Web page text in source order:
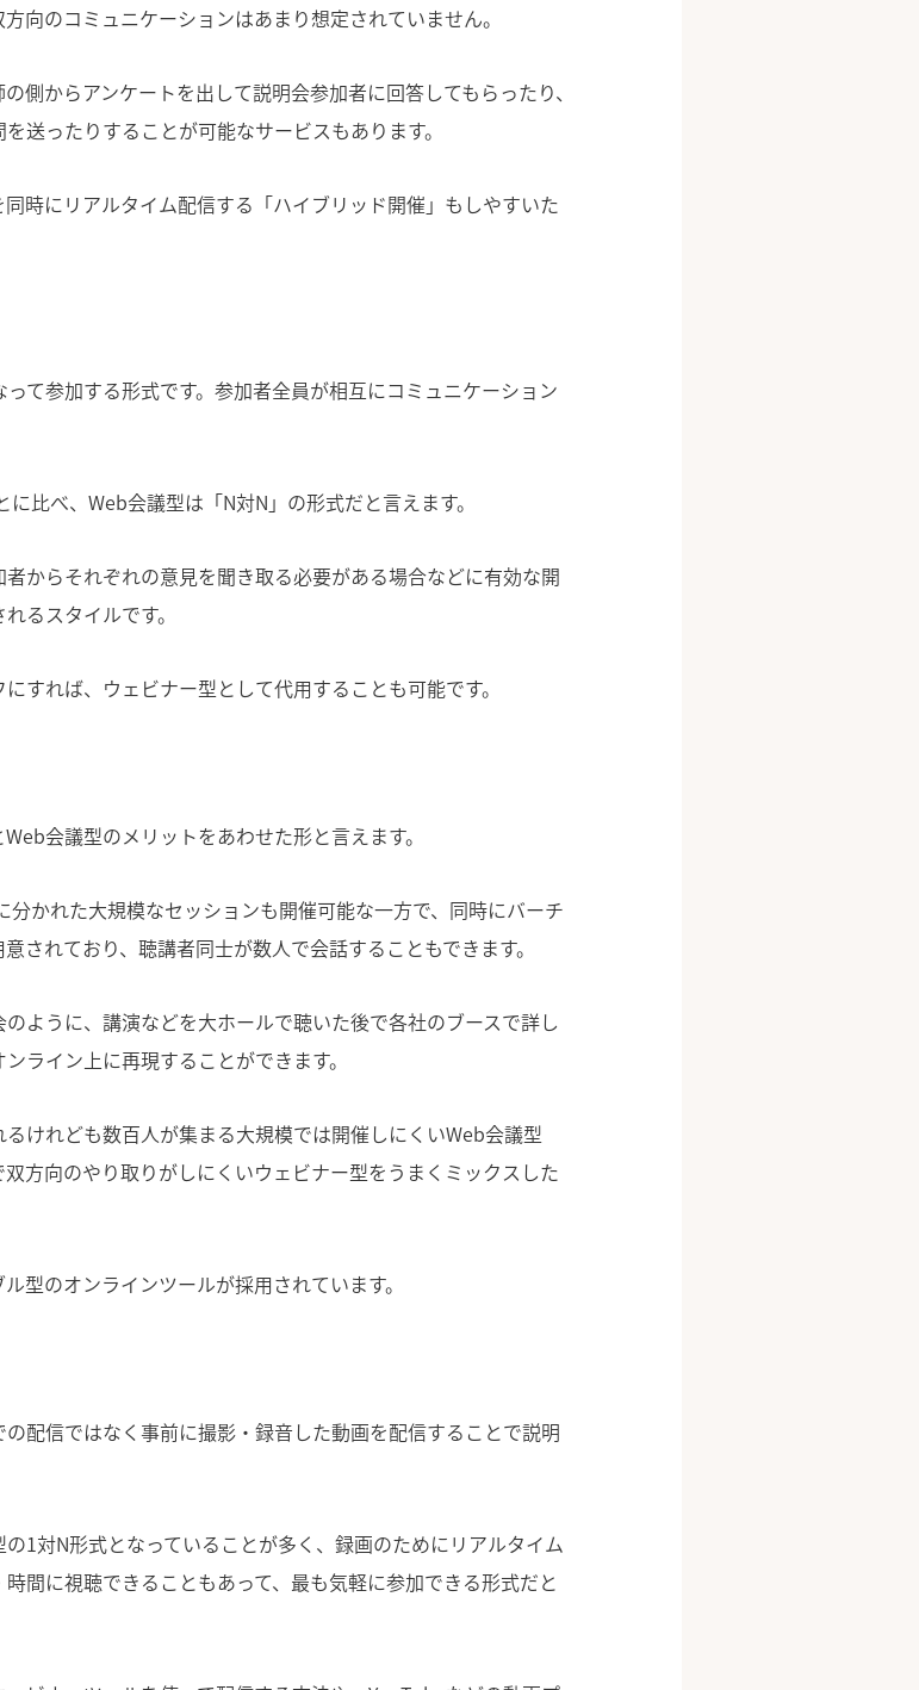
向のコミュニケーションはあまり想定されていません。
側からアンケートを出して説明会参加者に回答してもらったり、
送ったりすることが可能なサービスもあります。
時にリアルタイム配信する「ハイブリッド開催」もしやすいた
て参加する形式です。参加者全員が相互にコミュニケーション
比べ、Web会議型は「N対N」の形式だと言えます。
からそれぞれの意見を聞き取る必要がある場合などに有効な開
るスタイルです。
すれば、ウェビナー型として代用することも可能です。
会議型のメリットをあわせた形と言えます。
分かれた大規模なセッションも開催可能な一方で、同時にバーチ
されており、聴講者同士が数人で会話することもできます。
ように、講演などを大ホールで聴いた後で各社のブースで詳し
ライン上に再現することができます。
けれども数百人が集まる大規模では開催しにくいWeb会議型
方向のやり取りがしにくいウェビナー型をうまくミックスした
型のオンラインツールが採用されています。
配信ではなく事前に撮影・録音した動画を配信することで説明
1対N形式となっていることが多く、録画のためにリアルタイム
間に視聴できることもあって、最も気軽に参加できる形式だと